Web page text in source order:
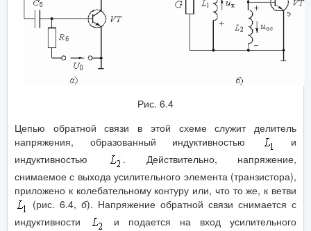
Рис. 6.4
Цепью обратной связи в этой схеме служит делитель
напряжения, образованный индуктивностью
и
индуктивностью
. Действительно, напряжение,
снимаемое с выхода усилительного элемента (транзистора),
приложено к колебательному контуру или, что то же, к ветви
(рис. 6.4, б). Напряжение обратной связи снимается с
индуктивности
и подается на вход усилительного